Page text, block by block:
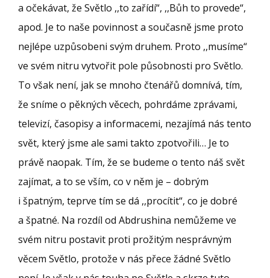
a očekávat, že Světlo ,,to zařídí“, ,,Bůh to provede“,
apod. Je to naše povinnost a současně jsme proto
nejlépe uzpůsobeni svým druhem. Proto ,,musíme“
ve svém nitru vytvořit pole působnosti pro Světlo.
To však není, jak se mnoho čtenářů domnívá, tím,
že sníme o pěkných věcech, pohrdáme zprávami,
televizí, časopisy a informacemi, nezajímá nás tento
svět, který jsme ale sami takto zpotvořili… Je to
právě naopak. Tím, že se budeme o tento náš svět
zajímat, a to se vším, co v něm je – dobrým
i špatným, teprve tím se dá ,,procítit“, co je dobré
a špatné. Na rozdíl od Abdrushina nemůžeme ve
svém nitru postavit proti prožitým nesprávným
věcem Světlo, protože v nás přece žádné Světlo